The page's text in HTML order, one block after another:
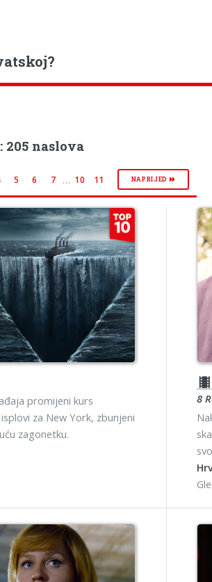
205 naslova
5 6 7 … 10 11 NAPRIJED
promijeni kurs
za New York, zbunjeni
zagonetku.
theaters
8